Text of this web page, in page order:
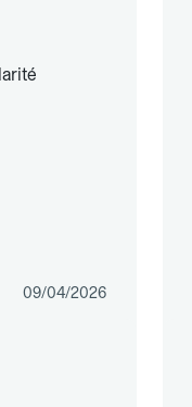
09/04/2026